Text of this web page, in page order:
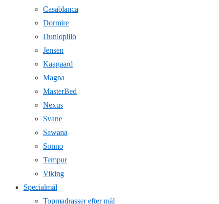
Casablanca
Dormire
Dunlopillo
Jensen
Kaagaard
Magna
MasterBed
Nexus
Svane
Sawana
Sonno
Tempur
Viking
Specialmål
Topmadrasser efter mål